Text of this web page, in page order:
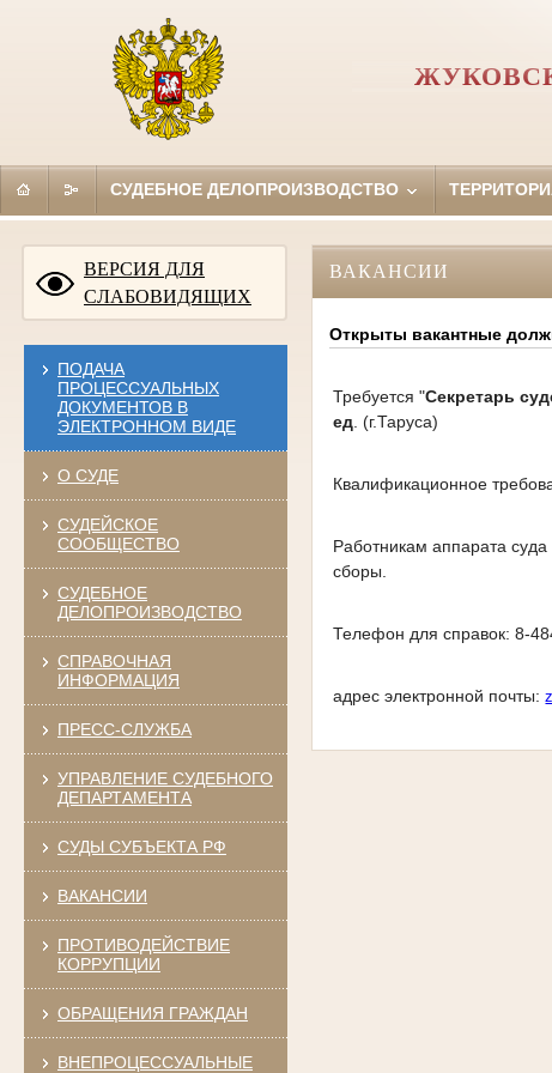
СУДЕБНОЕ ДЕЛОПРОИЗВОДСТВО
ВЕРСИЯ ДЛЯ
СЛАБОВИДЯЩИХ
ПОДАЧА
ПРОЦЕССУАЛЬНЫХ
ДОКУМЕНТОВ В
ЭЛЕКТРОННОМ ВИДЕ
О СУДЕ
СУДЕЙСКОЕ
СООБЩЕСТВО
СУДЕБНОЕ
ДЕЛОПРОИЗВОДСТВО
СПРАВОЧНАЯ
ИНФОРМАЦИЯ
ПРЕСС-СЛУЖБА
УПРАВЛЕНИЕ СУДЕБНОГО
ДЕПАРТАМЕНТА
СУДЫ СУБЪЕКТА РФ
ВАКАНСИИ
ПРОТИВОДЕЙСТВИЕ
КОРРУПЦИИ
ОБРАЩЕНИЯ ГРАЖДАН
ВНЕПРОЦЕССУАЛЬНЫЕ
ВАКАНСИИ
Открыты вакантные
Требуется "Секретарь
ед . (г.Таруса)
Квалификационное
Работникам аппарата
сборы.
Телефон для справок: 8-
адрес электронной почты: